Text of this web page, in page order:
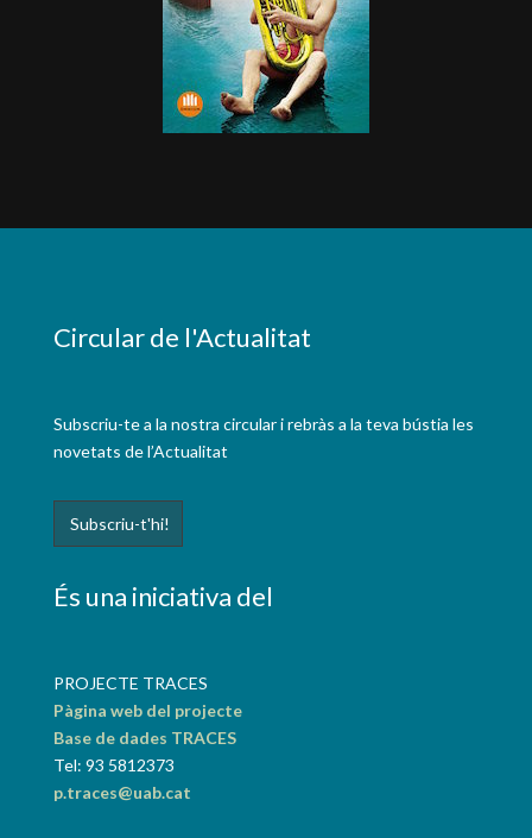
Circular de l'Actualitat
Subscriu-te a la nostra circular i rebràs a la teva bústia les
novetats de l’Actualitat
És una iniciativa del
PROJECTE TRACES
Pàgina web del projecte
Base de dades TRACES
Tel: 93 5812373
p.traces@uab.cat